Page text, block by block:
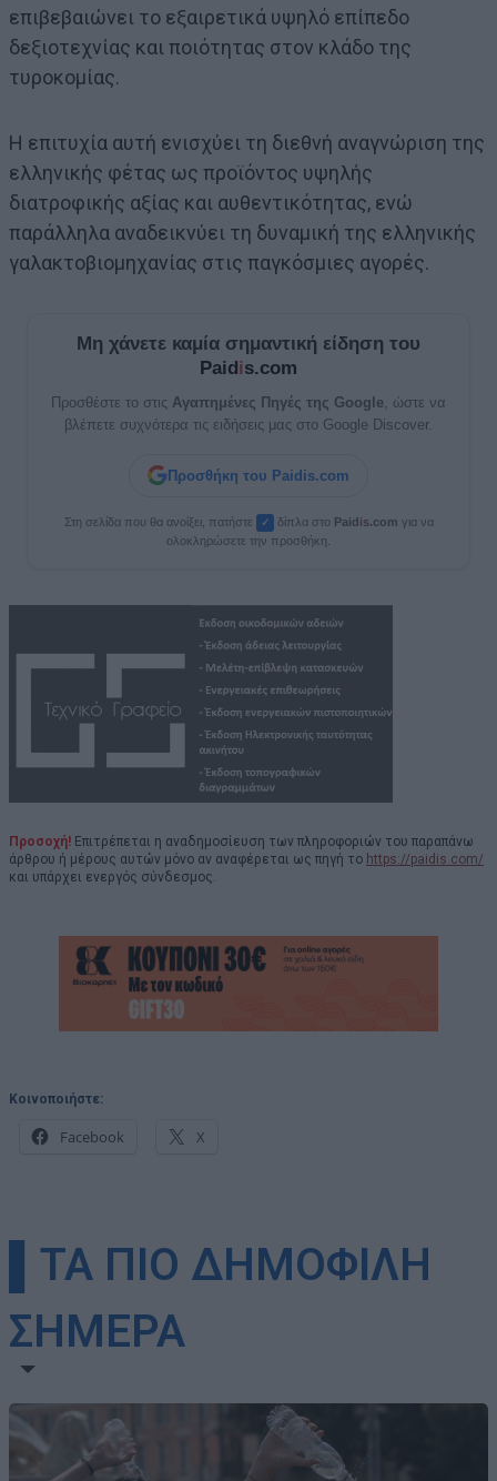
επιβεβαιώνει το εξαιρετικά υψηλό επίπεδο
δεξιοτεχνίας και ποιότητας στον κλάδο της
τυροκομίας.
Η επιτυχία αυτή ενισχύει τη διεθνή αναγνώριση της
ελληνικής φέτας ως προϊόντος υψηλής
διατροφικής αξίας και αυθεντικότητας, ενώ
παράλληλα αναδεικνύει τη δυναμική της ελληνικής
γαλακτοβιομηχανίας στις παγκόσμιες αγορές.
Μη χάνετε καμία σημαντική είδηση του
Paidis.com
Προσθέστε το στις Αγαπημένες Πηγές της Google , ώστε να
βλέπετε συχνότερα τις ειδήσεις μας στο Google Discover.
Προσθήκη του Paidis.com
Στη σελίδα που θα ανοίξει, πατήστε ✓ δίπλα στο Paidis.com για να
ολοκληρώσετε την προσθήκη.
Προσοχή! Επιτρέπεται η αναδημοσίευση των πληροφοριών του παραπάνω
άρθρου ή μέρους αυτών μόνο αν αναφέρεται ως πηγή το https://paidis.com/
και υπάρχει ενεργός σύνδεσμος.
Κοινοποιήστε:
Facebook X
▌ΤΑ ΠΙΟ ΔΗΜΟΦΙΛΗ
ΣΗΜΕΡΑ